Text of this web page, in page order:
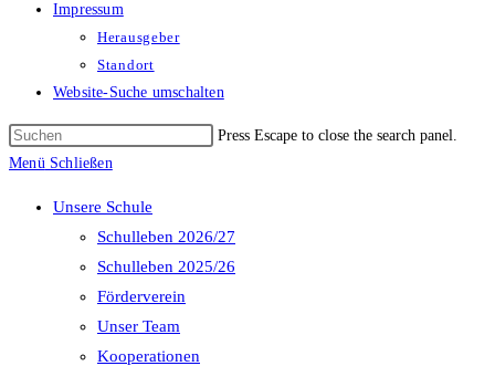
Impressum
Herausgeber
Standort
Website-Suche umschalten
Press Escape to close the search panel.
Menü Schließen
Unsere Schule
Schulleben 2026/27
Schulleben 2025/26
Förderverein
Unser Team
Kooperationen